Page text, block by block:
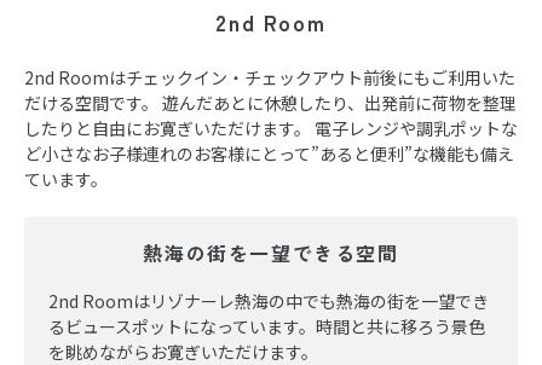
2nd Room
2nd Roomはチェックイン・チェックアウト前後にもご利用いた
だける空間です。 遊んだあとに休憩したり、出発前に荷物を整理
したりと自由にお寛ぎいただけます。 電子レンジや調乳ポットな
ど小さなお子様連れのお客様にとって”あると便利”な機能も備え
ています。
熱海の街を一望できる空間
2nd Roomはリゾナーレ熱海の中でも熱海の街を一望でき
るビュースポットになっています。時間と共に移ろう景色
を眺めながらお寛ぎいただけます。